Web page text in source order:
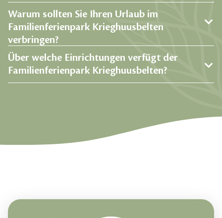
Warum sollten Sie Ihren Urlaub im
Familienferienpark Krieghuusbelten
verbringen?
Über welche Einrichtungen verfügt der
Familienferienpark Krieghuusbelten?